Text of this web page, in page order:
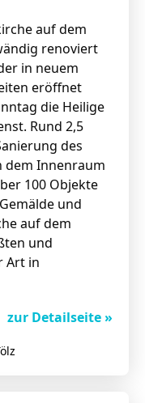
auf dem
renoviert
in neuem
eröffnet
die Heilige
Rund 2,5
des
dem Innenraum
100 Objekte
und
auf dem
und
Art in
zur Detailseite »